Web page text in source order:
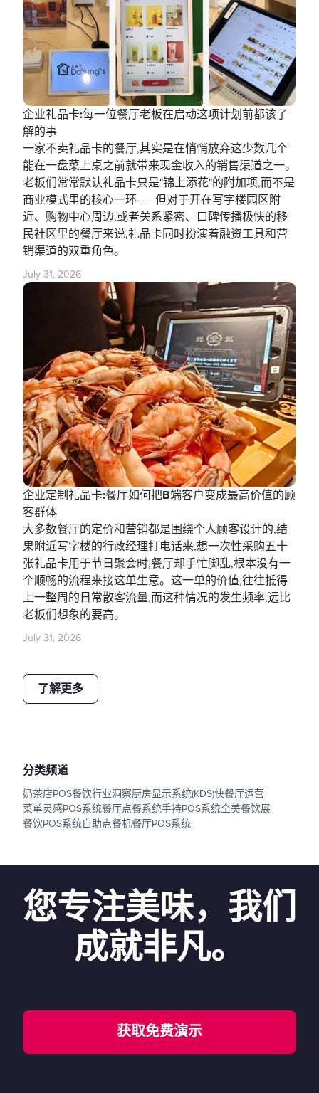
企业礼品卡:每一位餐厅老板在启动这项计划前都该了
解的事
一家不卖礼品卡的餐厅,其实是在悄悄放弃这少数几个
能在一盘菜上桌之前就带来现金收入的销售渠道之一。
老板们常常默认礼品卡只是"锦上添花"的附加项,而不是
商业模式里的核心一环——但对于开在写字楼园区附
近、购物中心周边,或者关系紧密、口碑传播极快的移
民社区里的餐厅来说,礼品卡同时扮演着融资工具和营
销渠道的双重角色。
July 31, 2026
企业定制礼品卡:餐厅如何把B端客户变成最高价值的顾
客群体
大多数餐厅的定价和营销都是围绕个人顾客设计的,结
果附近写字楼的行政经理打电话来,想一次性采购五十
张礼品卡用于节日聚会时,餐厅却手忙脚乱,根本没有一
个顺畅的流程来接这单生意。这一单的价值,往往抵得
上一整周的日常散客流量,而这种情况的发生频率,远比
老板们想象的要高。
July 31, 2026
了解更多
分类频道
奶茶店POS餐饮行业洞察厨房显示系统(KDS)快餐厅运营
菜单灵感POS系统餐厅点餐系统手持POS系统全美餐饮展
餐饮POS系统自助点餐机餐厅POS系统
您专注美味，我们
成就非凡。
获取免费演示